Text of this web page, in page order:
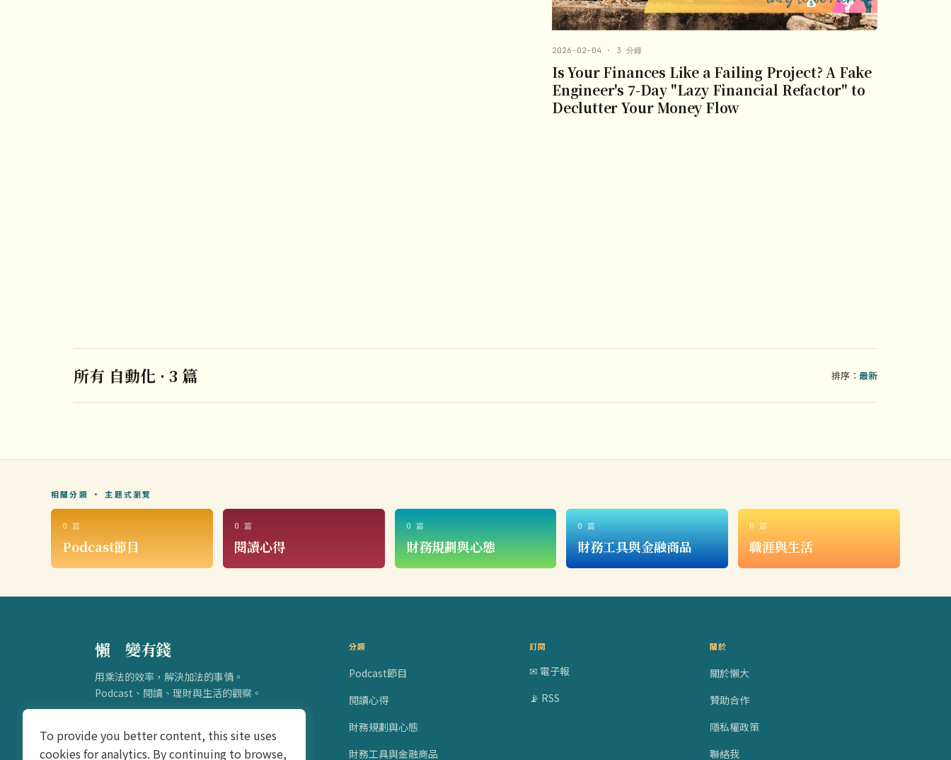
2026-02-04 · 3 分鐘
Is Your Finances Like a Failing Project? A Fake
Engineer's 7-Day "Lazy Financial Refactor" to
Declutter Your Money Flow
所有 自動化 · 3 篇 排序： 最新
相關分類 · 主題式瀏覽
0 篇
Podcast節目
0 篇
閱讀心得
0 篇
財務規劃與心態
0 篇
財務工具與金融商品
0 篇
職涯與生活
懶得變有錢
用乘法的效率，解決加法的事情。
Podcast、閱讀、理財與生活的觀察。
分類
Podcast節目
閱讀心得
財務規劃與心態
財務工具與金融商品
訂閱
✉ 電子報
📡 RSS
關於
關於懶大
贊助合作
隱私權政策
聯絡我
To provide you better content, this site uses
cookies for analytics. By continuing to browse,